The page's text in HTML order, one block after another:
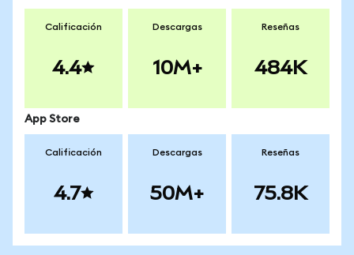
Calificación
4.4
Descargas
10M+
Reseñas
484K
App Store
Calificación
4.7
Descargas
50M+
Reseñas
75.8K